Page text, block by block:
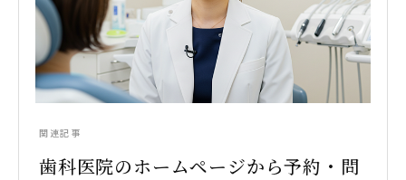
関連記事
歯科医院のホームページから予約・問